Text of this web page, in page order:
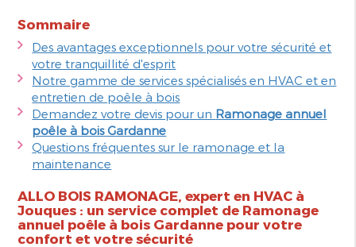
Sommaire
Des avantages exceptionnels pour votre sécurité et
votre tranquillité d'esprit
Notre gamme de services spécialisés en HVAC et en
entretien de poêle à bois
Demandez votre devis pour un Ramonage annuel
poêle à bois Gardanne
Questions fréquentes sur le ramonage et la
maintenance
ALLO BOIS RAMONAGE, expert en HVAC à
Jouques : un service complet de Ramonage
annuel poêle à bois Gardanne pour votre
confort et votre sécurité